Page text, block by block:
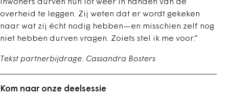
Inwoners durven hun lot weer in handen van de
overheid te leggen. Zij weten dat er wordt gekeken
naar wat zij écht nodig hebben—en misschien zelf nog
niet hebben durven vragen. Zoiets stel ik me voor.”
Tekst partnerbijdrage: Cassandra Bosters
Kom naar onze deelsessie